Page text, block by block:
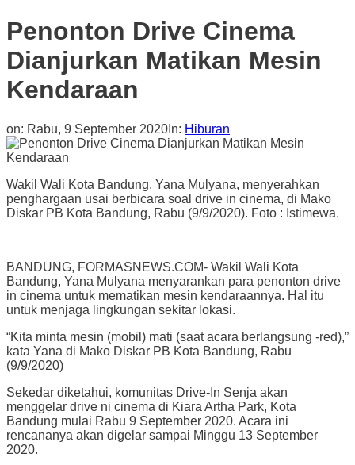
Penonton Drive Cinema
Dianjurkan Matikan Mesin
Kendaraan
on: Rabu, 9 September 2020 In: Hiburan
Wakil Wali Kota Bandung, Yana Mulyana, menyerahkan
penghargaan usai berbicara soal drive in cinema, di Mako
Diskar PB Kota Bandung, Rabu (9/9/2020). Foto : Istimewa.
BANDUNG, FORMASNEWS.COM- Wakil Wali Kota
Bandung, Yana Mulyana menyarankan para penonton drive
in cinema untuk mematikan mesin kendaraannya. Hal itu
untuk menjaga lingkungan sekitar lokasi.
“Kita minta mesin (mobil) mati (saat acara berlangsung -red),”
kata Yana di Mako Diskar PB Kota Bandung, Rabu
(9/9/2020)
Sekedar diketahui, komunitas Drive-In Senja akan
menggelar drive ni cinema di Kiara Artha Park, Kota
Bandung mulai Rabu 9 September 2020. Acara ini
rencananya akan digelar sampai Minggu 13 September
2020.